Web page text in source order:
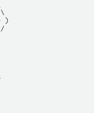
__| _/
/ __ | |
_/ | |  (
|
\/